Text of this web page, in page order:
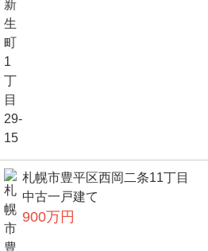
札幌市豊平区西岡二条11丁目
中古一戸建て
900万円